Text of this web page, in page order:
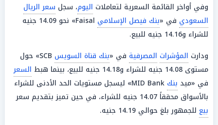
وفي أواخر القائمة السعرية لتعاملات اليوم، سجل سعر الريال
السعودي في «بنك فيصل الإسلامي
Faisal» نحو 14.09 جنيه
للشراء و14.16 جنيه للبيع.
ودارت المؤشرات المصرفية في «بنك قناة السويس
SCB» حول
مستوى 14.08 جنيه للشراء و14.18 جنيه للبيع، بينما هبط
السعر
في «ميد بنك
MID Bank» ليسجل مستويات الحد الأدنى للشراء
بالأسواق محققاً 14.07 جنيه للشراء، في حين تميز بتقديم سعر
بيع للجمهور بلغ حوالي 14.19 جنيه.